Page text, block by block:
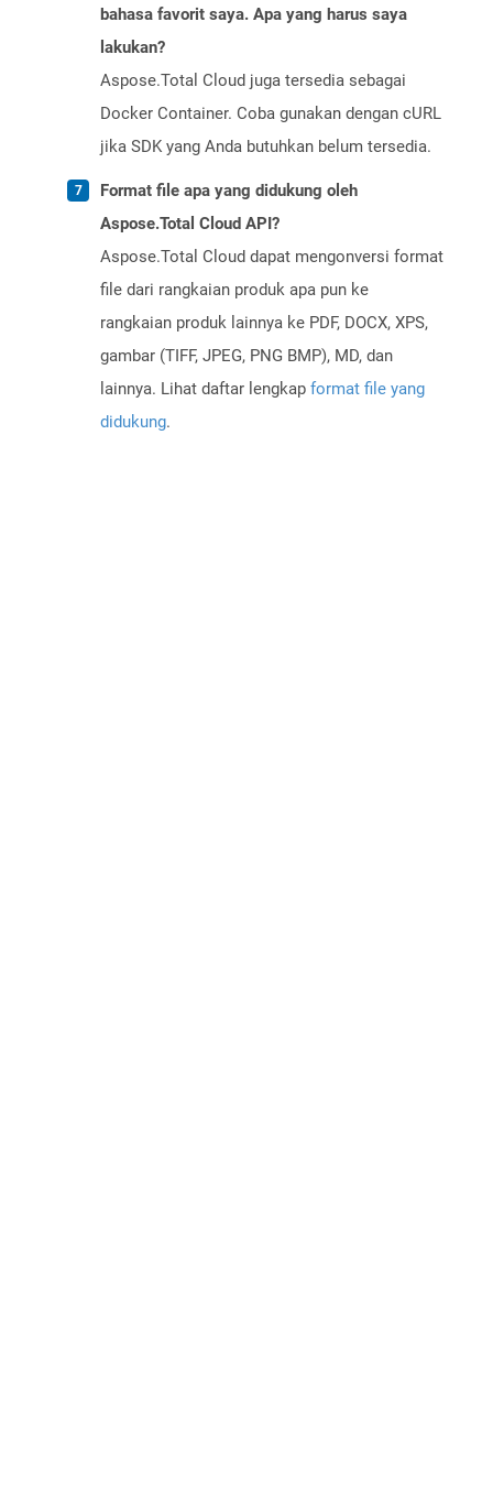
bahasa favorit saya. Apa yang harus saya
lakukan?
Aspose.Total Cloud juga tersedia sebagai
Docker Container. Coba gunakan dengan cURL
jika SDK yang Anda butuhkan belum tersedia.
Format file apa yang didukung oleh
Aspose.Total Cloud API?
Aspose.Total Cloud dapat mengonversi format
file dari rangkaian produk apa pun ke
rangkaian produk lainnya ke PDF, DOCX, XPS,
gambar (TIFF, JPEG, PNG BMP), MD, dan
lainnya. Lihat daftar lengkap format file yang
didukung.